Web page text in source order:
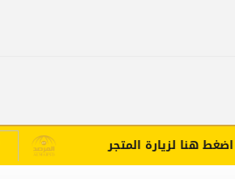
لزيارة المتجر